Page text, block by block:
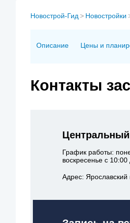
Новострой-Гид > Новостройки
Описание Цены и
Контакты
График работы:
воскресенье с
Адрес: